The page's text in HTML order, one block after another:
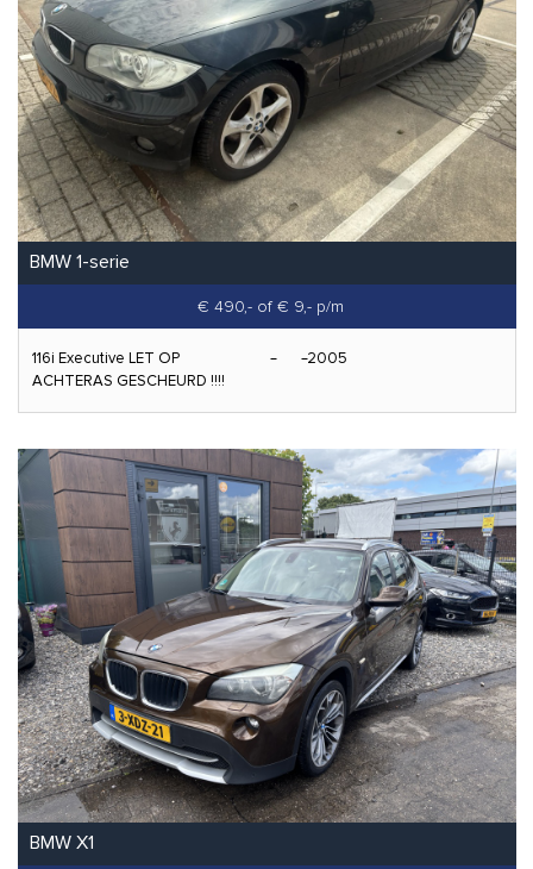
BMW 1-serie
€ 490,- of € 9,- p/m
116i Executive LET OP
ACHTERAS GESCHEURD !!!!
2005
BMW X1